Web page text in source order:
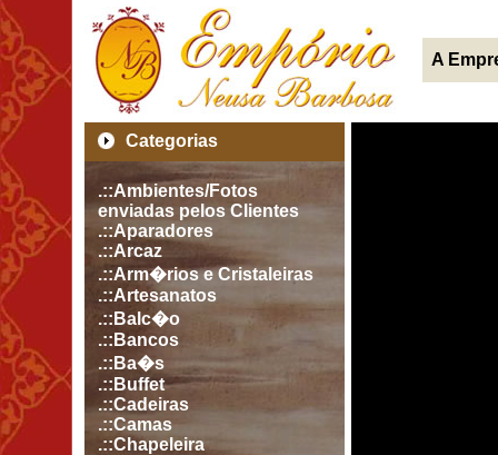
A
Categorias
.::Ambientes/Fotos
enviadas pelos Clientes
.::Aparadores
.::Arcaz
.::Arm�rios e Cristaleiras
.::Artesanatos
.::Balc�o
.::Bancos
.::Ba�s
.::Buffet
.::Cadeiras
.::Camas
.::Chapeleira